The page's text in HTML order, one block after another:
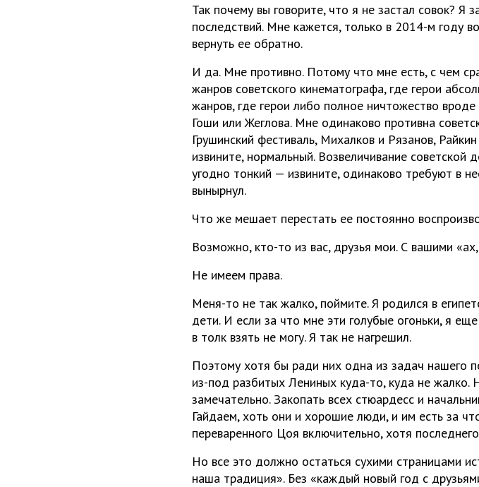
Так почему вы говорите, что я не застал совок? Я
последствий. Мне кажется, только в 2014-м году
вернуть ее обратно.
И да. Мне противно. Потому что мне есть, с чем
жанров советского кинематографа, где герои
жанров, где герои либо полное ничтожество
Гоши или Жеглова. Мне одинаково противна
Грушинский фестиваль, Михалков и Рязанов,
извините, нормальный. Возвеличивание советской
угодно тонкий — извините, одинаково требуют в
вынырнул.
Что же мешает перестать ее постоянно
Возможно, кто-то из вас, друзья мои. С вашими
Не имеем права.
Меня-то не так жалко, поймите. Я родился в
дети. И если за что мне эти голубые огоньки, я
в толк взять не могу. Я так не нагрешил.
Поэтому хотя бы ради них одна из задач нашего
из-под разбитых Лениных куда-то, куда не жалко.
замечательно. Закопать всех стюардесс и
Гайдаем, хоть они и хорошие люди, и им есть за
переваренного Цоя включительно, хотя
Но все это должно остаться сухими страницами
наша традиция». Без «каждый новый год с